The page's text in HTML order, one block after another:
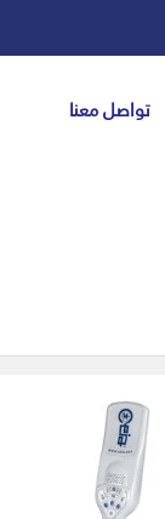
تواصل معنا